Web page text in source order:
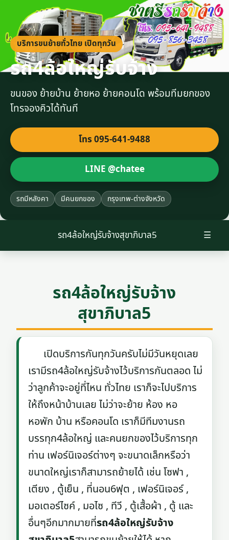
บริการขนย้ายทั่วไทย เปิดทุกวัน
รถ4ล้อใหญ่รับจ้าง
ขนของ ย้ายบ้าน ย้ายหอ ย้ายคอนโด พร้อมทีมยกของ
โทรจองคิวได้ทันที
โทร 095-641-9488
LINE @chatee
รถมีหลังคา มีคนยกของ กรุงเทพ-ต่างจังหวัด
☰
รถ4ล้อใหญ่รับจ้างสุขาภิบาล5
รถ4ล้อใหญ่รับจ้าง
สุขาภิบาล5
เปิดบริการกันทุกวันครับไม่มีวันหยุดเลย
เรามีรถ4ล้อใหญ่รับจ้างไว้บริการกันตลอด ไม่
ว่าลูกค้าจะอยู่ที่ไหน ทั่วไทย เราก็จะไปบริการ
ให้ถึงหน้าบ้านเลย ไม่ว่าจะย้าย ห้อง หอ
หอพัก บ้าน หรือคอนโด เราก็มีทีมงานรถ
บรรทุก4ล้อใหญ่ และคนยกของไว้บริการทุก
ท่าน เฟอร์นิเจอร์ต่างๆ จะขนาดเล็กหรือว่า
ขนาดใหญ่เราก็สามารถย้ายได้ เช่น โซฟา ,
เตียง , ตู้เย็น , ที่นอน6ฟุต , เฟอร์นิเจอร์ ,
มอเตอร์ไซค์ , มอไซ , ทีวี , ตู้เสื้อผ้า , ตู้ และ
อื่นๆอีกมากมายที่รถ4ล้อใหญ่รับจ้าง